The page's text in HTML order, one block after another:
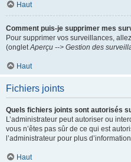
Haut
Comment puis-je supprimer mes
Pour supprimer vos surveillances,
(ongletAperçu --> Gestion des
Haut
Fichiers joints
Quels fichiers joints sont autorisés
L’administrateur peut autoriser ou
vous n’êtes pas sûr de ce qui est
l’administrateur pour plus
Haut